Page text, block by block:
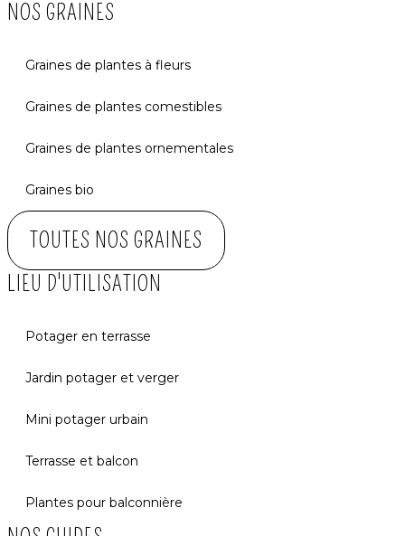
NOS GRAINES
Graines de plantes à fleurs
Graines de plantes comestibles
Graines de plantes ornementales
Graines bio
TOUTES NOS GRAINES
LIEU D'UTILISATION
Potager en terrasse
Jardin potager et verger
Mini potager urbain
Terrasse et balcon
Plantes pour balconnière